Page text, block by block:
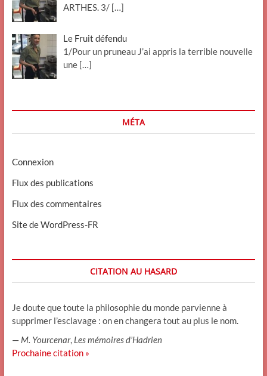
ARTHES. 3/ […]
Le Fruit défendu
1/Pour un pruneau J’ai appris la terrible nouvelle
une […]
MÉTA
Connexion
Flux des publications
Flux des commentaires
Site de WordPress-FR
CITATION AU HASARD
Je doute que toute la philosophie du monde parvienne à
supprimer l’esclavage : on en changera tout au plus le nom.
— M. Yourcenar, Les mémoires d’Hadrien
Prochaine citation »